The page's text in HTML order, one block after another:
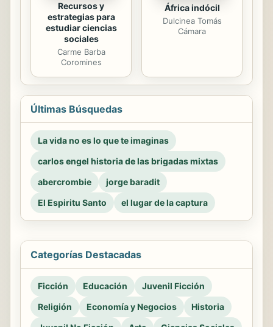
Recursos y
estrategias para
estudiar ciencias
sociales
Carme Barba
Coromines
África indócil
Dulcinea Tomás
Cámara
Últimas Búsquedas
La vida no es lo que te imaginas
carlos engel historia de las brigadas mixtas
abercrombie
jorge baradit
El Espiritu Santo
el lugar de la captura
Categorías Destacadas
Ficción Educación
Juvenil Ficción
Religión
Economía y Negocios
Historia